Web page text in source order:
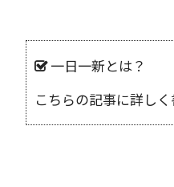
一日一新とは？
こちらの記事に詳し